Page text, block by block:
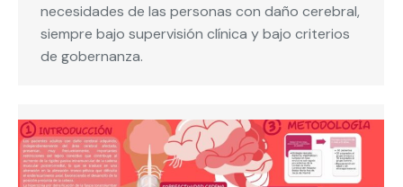
necesidades de las personas con daño cerebral,
siempre bajo supervisión clínica y bajo criterios
de gobernanza.